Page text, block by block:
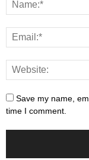
Save my name,
time I comment.